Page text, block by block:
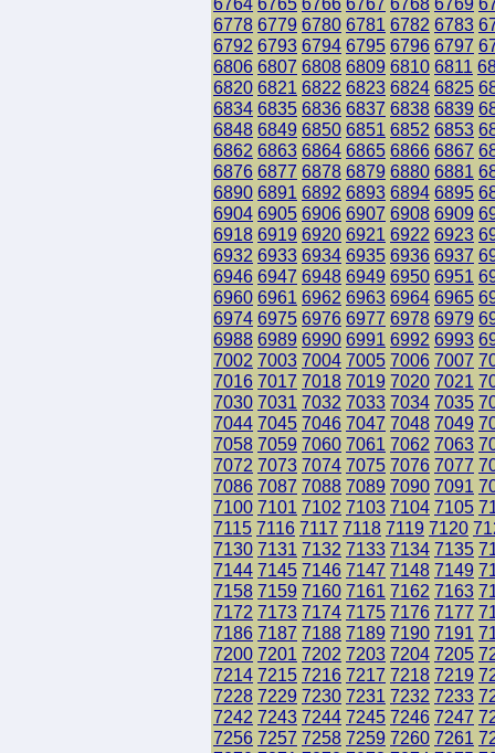
6778 6779 6780 6781 6782 6783
6792 6793 6794 6795 6796 6797
6806 6807 6808 6809 6810 6811
6820 6821 6822 6823 6824 6825
6834 6835 6836 6837 6838 6839
6848 6849 6850 6851 6852 6853
6862 6863 6864 6865 6866 6867
6876 6877 6878 6879 6880 6881
6890 6891 6892 6893 6894 6895
6904 6905 6906 6907 6908 6909
6918 6919 6920 6921 6922 6923
6932 6933 6934 6935 6936 6937
6946 6947 6948 6949 6950 6951
6960 6961 6962 6963 6964 6965
6974 6975 6976 6977 6978 6979
6988 6989 6990 6991 6992 6993
7002 7003 7004 7005 7006 7007
7016 7017 7018 7019 7020 7021
7030 7031 7032 7033 7034 7035
7044 7045 7046 7047 7048 7049
7058 7059 7060 7061 7062 7063
7072 7073 7074 7075 7076 7077
7086 7087 7088 7089 7090 7091
7100 7101 7102 7103 7104 7105
7115 7116 7117 7118 7119 7120
7130 7131 7132 7133 7134 7135
7144 7145 7146 7147 7148 7149
7158 7159 7160 7161 7162 7163
7172 7173 7174 7175 7176 7177
7186 7187 7188 7189 7190 7191
7200 7201 7202 7203 7204 7205
7214 7215 7216 7217 7218 7219
7228 7229 7230 7231 7232 7233
7242 7243 7244 7245 7246 7247
7256 7257 7258 7259 7260 7261